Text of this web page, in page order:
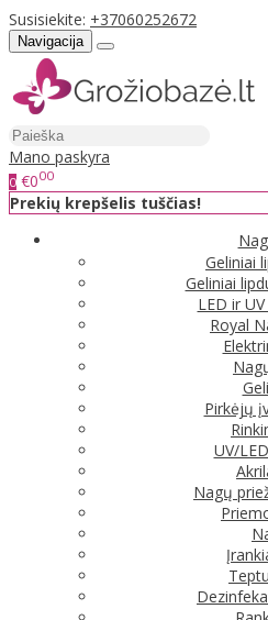
Susisiekite: +37060252672
Navigacija
Mano paskyra
0 €000
Prekių krepšelis tuščias!
Geliniai
Geliniai
LED ir
Royal
Pirkėjų
UV/
Nagų